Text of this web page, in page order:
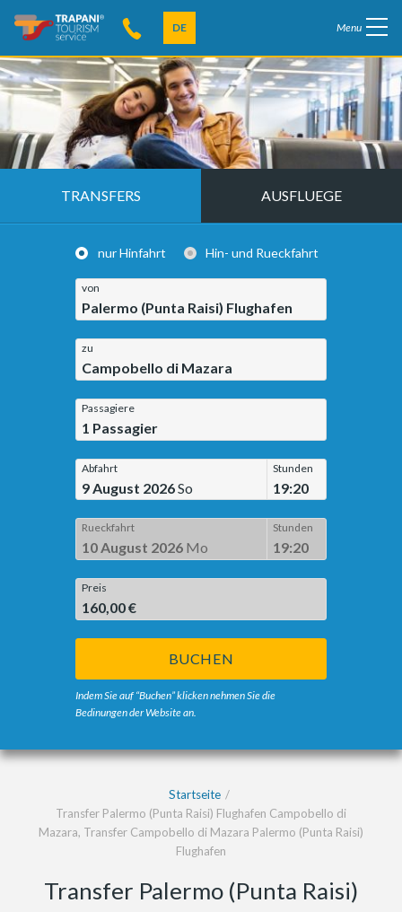
DE Menu
TRANSFERS AUSFLUEGE
nur Hinfahrt Hin- und Rueckfahrt
von
Palermo (Punta Raisi) Flughafen
zu
Campobello di Mazara
Passagiere
1 Passagier
Abfahrt
9 August 2026So
Stunden
19:20
Rueckfahrt
10 August 2026 Mo
Stunden
19:20
Preis
160,00 €
BUCHEN
Indem Sie auf “Buchen” klicken nehmen Sie die
Bedinungen der Website an.
Startseite
Transfer Palermo (Punta Raisi) Flughafen Campobello di
Mazara, Transfer Campobello di Mazara Palermo (Punta Raisi)
Flughafen
Transfer Palermo (Punta Raisi)